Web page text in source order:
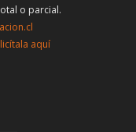
o parcial.
aquí